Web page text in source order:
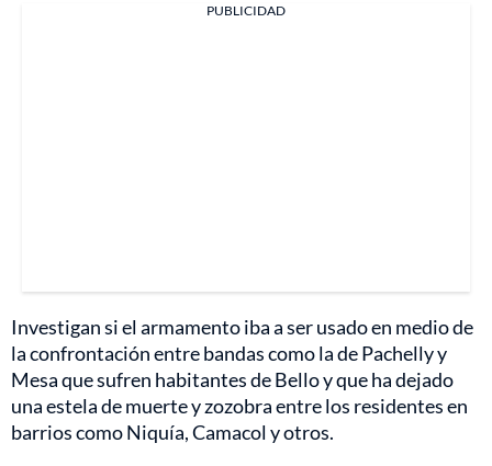
PUBLICIDAD
Investigan si el armamento iba a ser usado en medio de
la confrontación entre bandas como la de Pachelly y
Mesa que sufren habitantes de Bello y que ha dejado
una estela de muerte y zozobra entre los residentes en
barrios como Niquía, Camacol y otros.